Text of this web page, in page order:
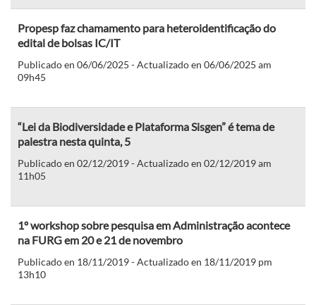
Propesp faz chamamento para heteroidentificação do
edital de bolsas IC/IT
Publicado en 06/06/2025 - Actualizado en 06/06/2025 am
09h45
“Lei da Biodiversidade e Plataforma Sisgen” é tema de
palestra nesta quinta, 5
Publicado en 02/12/2019 - Actualizado en 02/12/2019 am
11h05
1º workshop sobre pesquisa em Administração acontece
na FURG em 20 e 21 de novembro
Publicado en 18/11/2019 - Actualizado en 18/11/2019 pm
13h10